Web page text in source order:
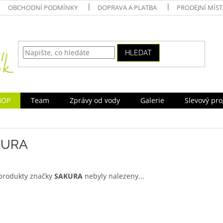
OBCHODNÍ PODMÍNKY DOPRAVA A PLATBA PRODEJNÍ
HLEDAT
Team Zprávy od vody Galerie Slevový
značky SAKURA nebyly nalezeny...